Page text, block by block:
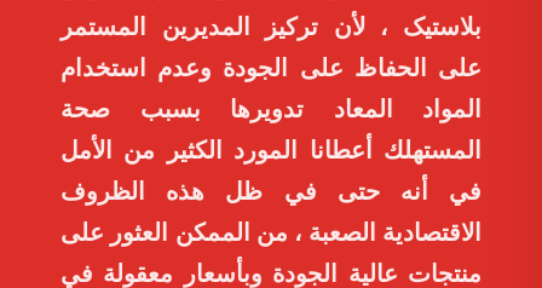
بلاستیک ، لأن تركيز المديرين المستمر
على الحفاظ على الجودة وعدم استخدام
المواد المعاد تدويرها بسبب صحة
المستهلك أعطانا المورد الكثير من الأمل
في أنه حتى في ظل هذه الظروف
الاقتصادية الصعبة ، من الممكن العثور على
منتجات عالية الجودة وبأسعار معقولة في